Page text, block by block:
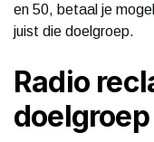
en 50, betaal je
juist die doelgroep.
Radio
doelgroep